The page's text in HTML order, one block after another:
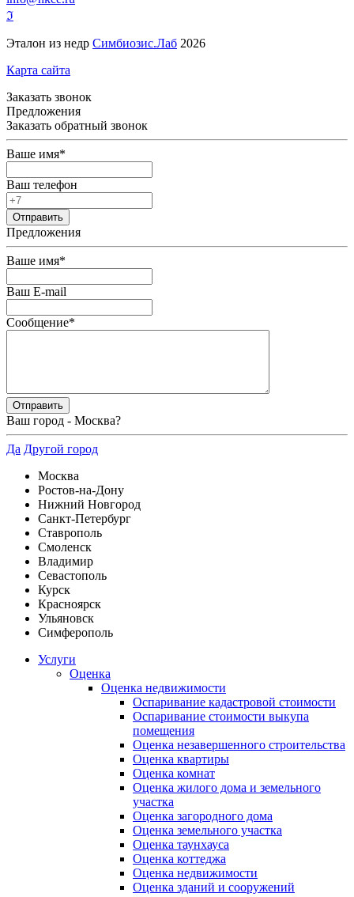
ℑ
Эталон из недр Симбиозис.Лаб 2026
Карта сайта
Заказать звонок
Предложения
Заказать обратный звонок
Ваше имя*
Ваш телефон
Предложения
Ваше имя*
Ваш E-mail
Сообщение*
Ваш город - Москва?
Да Другой город
Москва
Ростов-на-Дону
Нижний Новгород
Санкт-Петербург
Ставрополь
Смоленск
Владимир
Севастополь
Курск
Красноярск
Ульяновск
Симферополь
Услуги
Оценка
Оценка недвижимости
Оспаривание кадастровой стоимости
Оспаривание стоимости выкупа
помещения
Оценка незавершенного строительства
Оценка квартиры
Оценка комнат
Оценка жилого дома и земельного
участка
Оценка загородного дома
Оценка земельного участка
Оценка таунхауса
Оценка коттеджа
Оценка недвижимости
Оценка зданий и сооружений